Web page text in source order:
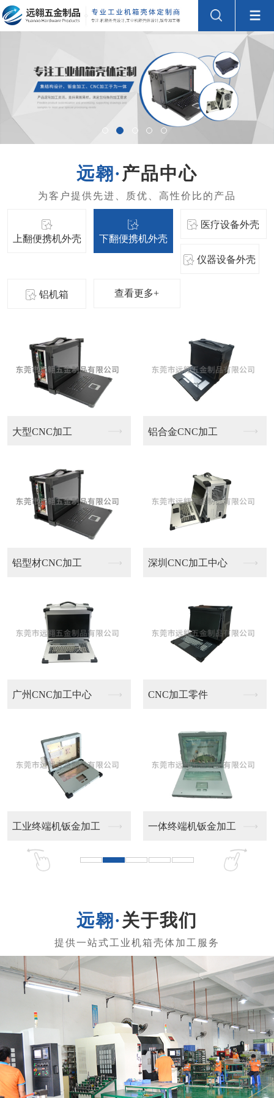
产品中心
上翻便携机外壳 下翻便携机外壳
医疗设备外壳
仪器设备外壳
铝机箱 查看更多+
铝合金CNC加工
加工 深圳CNC加工中心
中心 CNC加工零件
金加工 一体终端机钣金加工
医疗设备外壳
医疗设备外壳
医疗设备壳体
医疗设备壳体
关于我们